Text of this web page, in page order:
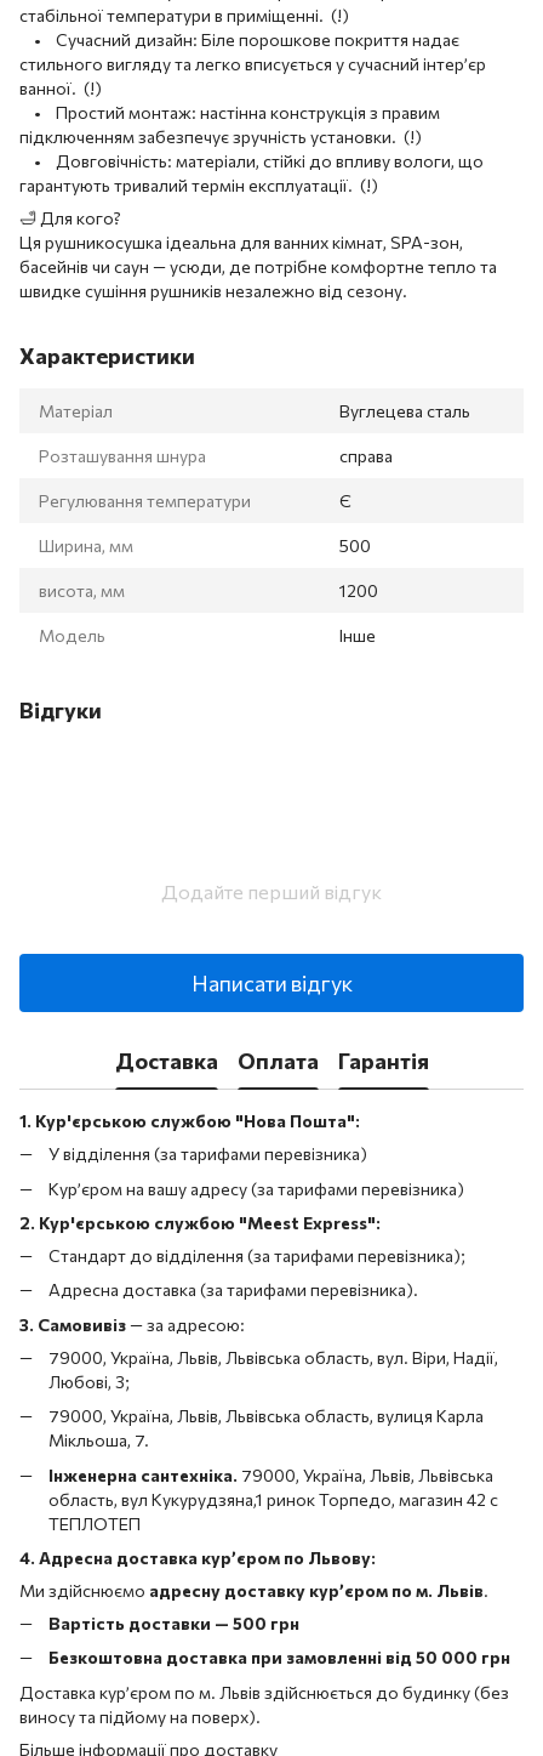
стабільної температури в приміщенні. (!)
• Сучасний дизайн: Біле порошкове покриття надає
стильного вигляду та легко вписується у сучасний інтер’єр
ванної. (!)
• Простий монтаж: настінна конструкція з правим
підключенням забезпечує зручність установки. (!)
• Довговічність: матеріали, стійкі до впливу вологи, що
гарантують тривалий термін експлуатації. (!)
🛁 Для кого?
Ця рушникосушка ідеальна для ванних кімнат, SPA-зон,
басейнів чи саун — усюди, де потрібне комфортне тепло та
швидке сушіння рушників незалежно від сезону.
Характеристики
Матеріал Вуглецева сталь
Розташування шнура справа
Регулювання температури Є
Ширина, мм 500
висота, мм 1200
Модель Інше
Відгуки
Додайте перший відгук
Написати відгук
Доставка Оплата Гарантія
1. Кур'єрською службою "Нова Пошта":
У відділення (за тарифами перевізника)
Кур’єром на вашу адресу (за тарифами перевізника)
2. Кур'єрською службою "Meest Express":
Стандарт до відділення (за тарифами перевізника);
Адресна доставка (за тарифами перевізника).
3. Самовивіз—за адресою:
79000, Україна, Львів, Львівська область, вул. Віри, Надії,
Любові, 3;
79000, Україна, Львів, Львівська область, вулиця Карла
Мікльоша, 7.
Інженерна сантехніка. 79000, Україна, Львів, Львівська
область, вул Кукурудзяна,1 ринок Торпедо, магазин 42 с
ТЕПЛОТЕП
4. Адресна доставка кур’єром по Львову:
Ми здійснюємо адресну доставку кур’єром по м. Львів.
Вартість доставки — 500 грн
Безкоштовна доставка при замовленні від 50 000 грн
Доставка кур’єром по м. Львів здійснюється до будинку (без
виносу та підйому на поверх).
Більше інформації про доставку